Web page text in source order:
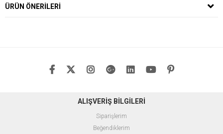
ÜRÜN ÖNERILERI
ALIŞVERİŞ BİLGİLERİ
Siparişlerim
Beğendiklerim